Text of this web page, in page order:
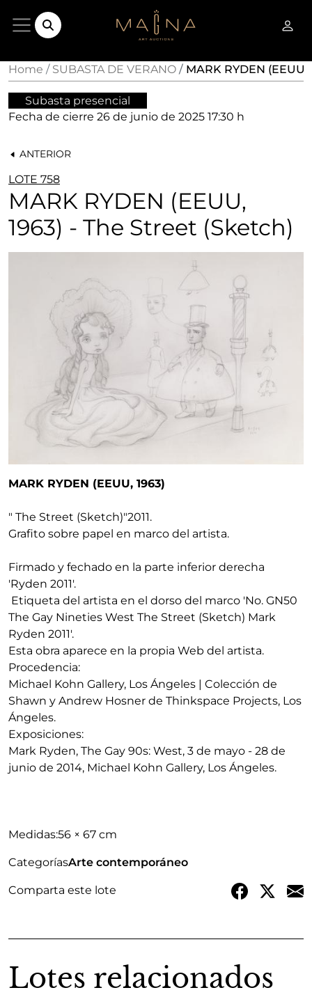
Home SUBASTA DE VERANO MARK RYDEN
Subasta presencial
Fecha de cierre 26 de junio de 2025 17:30 h
ANTERIOR
LOTE 758
MARK RYDEN (EEUU,
1963) - The Street (Sketch)
MARK RYDEN (EEUU, 1963)
" The Street (Sketch)"2011.
Grafito sobre papel en marco del artista.
Firmado y fechado en la parte inferior derecha
'Ryden 2011'.
Etiqueta del artista en el dorso del marco 'No. GN50
The Gay Nineties West The Street (Sketch) Mark
Ryden 2011'.
Esta obra aparece en la propia Web del artista.
Procedencia:
Michael Kohn Gallery, Los Ángeles | Colección de
Shawn y Andrew Hosner de Thinkspace Projects, Los
Ángeles.
Exposiciones:
Mark Ryden, The Gay 90s: West, 3 de mayo - 28 de
junio de 2014, Michael Kohn Gallery, Los Ángeles.
Medidas:56 × 67 cm
CategoríasArte contemporáneo
Comparta este lote
Lotes relacionados